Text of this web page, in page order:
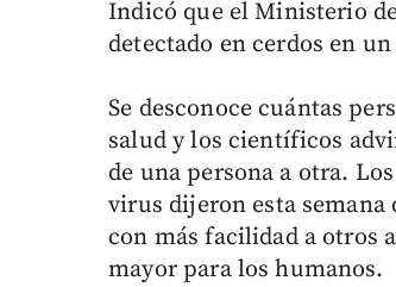
Indicó que el Ministerio
detectado en cerdos en
Se desconoce cuántas
salud y los científicos
de una persona a otra.
virus dijeron esta
con más facilidad a otros
mayor para los humanos.